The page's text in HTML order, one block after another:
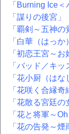
「Burning Ice
「謀りの後宮」
「覇剣～五神の
「白華（はっ
「初恋王宮～お
「バッド／キ
「花小厨（は
「花咲く合縁奇
「花散る宮廷の
「花と将軍～
「花の告発～煙